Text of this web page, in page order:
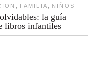
, FAMILIA , NIÑOS
la guía
libros infantiles